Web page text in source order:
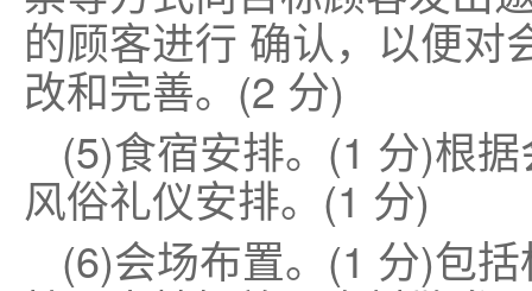
的顾客进行 确认，以便对
改和完善。(2 分)
(5)食宿安排。(1 分)根
风俗礼仪安排。(1 分)
(6)会场布置。(1 分)包